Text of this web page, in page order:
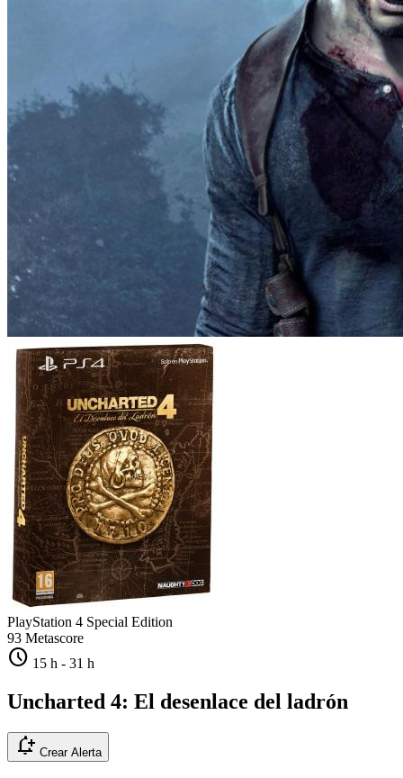
PlayStation 4 Special Edition
93 Metascore
schedule 15 h - 31 h
Uncharted 4: El desenlace del ladrón
notification_add Crear Alerta